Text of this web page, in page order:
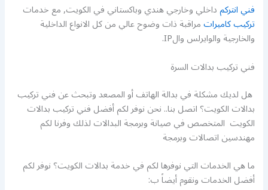
فني انتركمداخلي وخارجي هندي وباكستاني في الكويت, مع خدمات
تركيب كاميراتمراقبة ذات وضوح عالي من كل الانواع الداخلية
والخارجية والوايرلس والIP.
فني تركيب بدالات السرة
هل لديك مشكلة في بدالة الهاتف أو المصعد وتبحث عن فني تركيب
بدالات الكويت؟ اتصل بنا.. نحن نوفر لكم أفضل فني تركيب بدالات
الكويت المتخصص في صيانة وبرمجة البدالات لذلك وفرنا لكم
مهندسين اتصالات وبرمجة
ما هي الخدمات التي نوفرها لكم في خدمة بدالات الكويت؟ نوفر لكم
أفضل الخدمات ونقوم أيضاً ب: